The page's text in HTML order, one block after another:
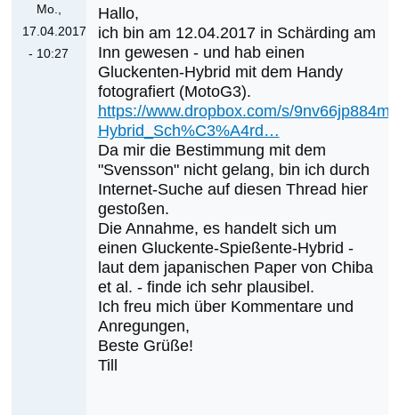
Albegger
Mo.,
17.04.2017
- 10:27
Hallo,
ich bin am 12.04.2017 in Schärding am
Inn gewesen - und hab einen
Gluckenten-Hybrid mit dem Handy
fotografiert (MotoG3).
https://www.dropbox.com/s/
Hybrid_Sch%C3%A4rd…
Da mir die Bestimmung mit dem
"Svensson" nicht gelang, bin ich durch
Internet-Suche auf diesen Thread hier
gestoßen.
Die Annahme, es handelt sich um
einen Gluckente-Spießente-Hybrid -
laut dem japanischen Paper von Chiba
et al. - finde ich sehr plausibel.
Ich freu mich über Kommentare und
Anregungen,
Beste Grüße!
Till